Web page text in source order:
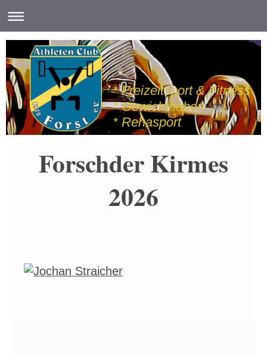
* Freizeitsport & Fitness
* Gewichtheben
* Rehasport
Forschder Kirmes
2026